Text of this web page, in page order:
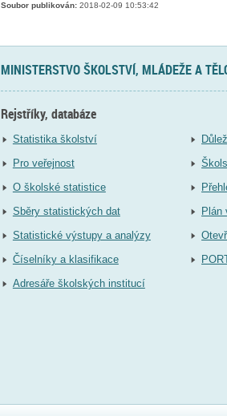
Soubor publikován:2018-02-09 10:53:42
MINISTERSTVO ŠKOLSTVÍ, MLÁDEŽE A
Rejstříky, databáze
Statistika školství
Pro veřejnost
O školské statistice
Sběry statistických dat
Statistické výstupy a analýzy
Číselníky a klasifikace
Adresáře školských institucí
Plán